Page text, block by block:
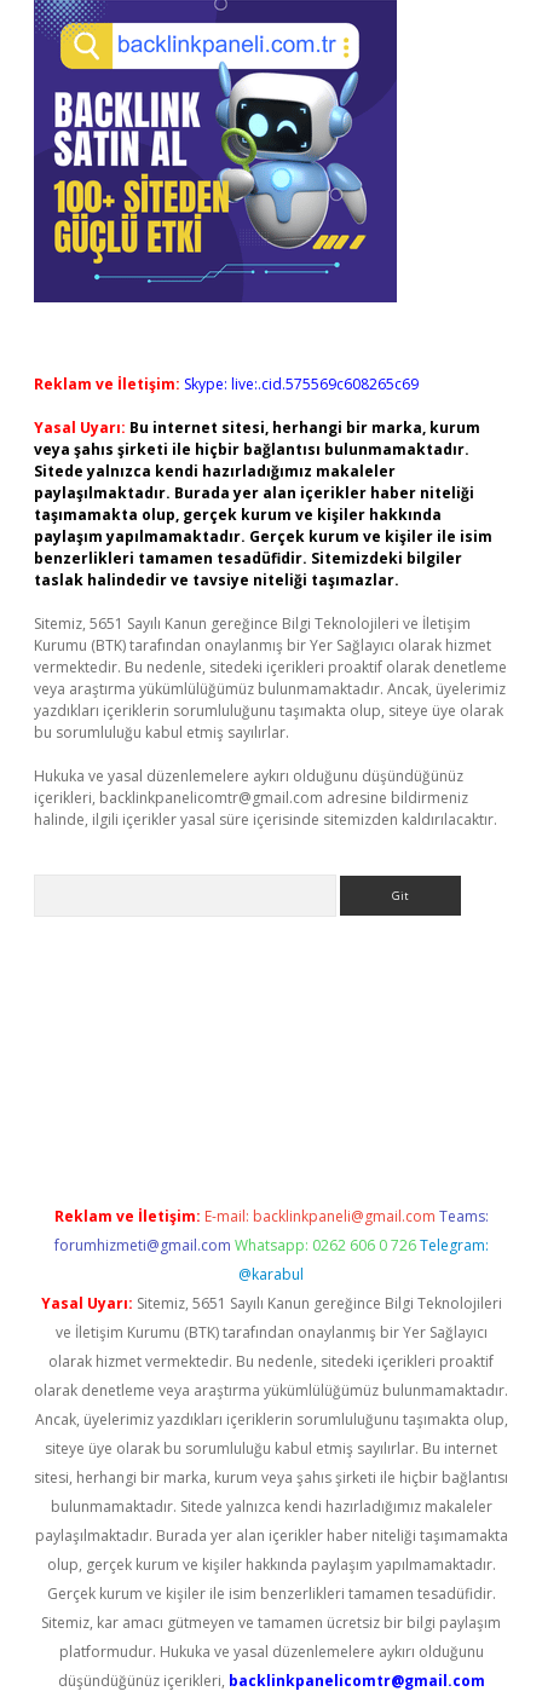
Reklam ve İletişim: Skype: live:.cid.575569c608265c69
Yasal Uyarı: Bu internet sitesi, herhangi bir marka, kurum
veya şahıs şirketi ile hiçbir bağlantısı bulunmamaktadır.
Sitede yalnızca kendi hazırladığımız makaleler
paylaşılmaktadır. Burada yer alan içerikler haber niteliği
taşımamakta olup, gerçek kurum ve kişiler hakkında
paylaşım yapılmamaktadır. Gerçek kurum ve kişiler ile isim
benzerlikleri tamamen tesadüfidir. Sitemizdeki bilgiler
taslak halindedir ve tavsiye niteliği taşımazlar.
Sitemiz, 5651 Sayılı Kanun gereğince Bilgi Teknolojileri ve İletişim
Kurumu (BTK) tarafından onaylanmış bir Yer Sağlayıcı olarak hizmet
vermektedir. Bu nedenle, sitedeki içerikleri proaktif olarak denetleme
veya araştırma yükümlülüğümüz bulunmamaktadır. Ancak, üyelerimiz
yazdıkları içeriklerin sorumluluğunu taşımakta olup, siteye üye olarak
bu sorumluluğu kabul etmiş sayılırlar.
Hukuka ve yasal düzenlemelere aykırı olduğunu düşündüğünüz
içerikleri, backlinkpanelicomtr@gmail.com adresine bildirmeniz
halinde, ilgili içerikler yasal süre içerisinde sitemizden kaldırılacaktır.
Reklam ve İletişim: E-mail: backlinkpaneli@gmail.com Teams:
forumhizmeti@gmail.com Whatsapp: 0262 606 0 726 Telegram:
@karabul
Yasal Uyarı: Sitemiz, 5651 Sayılı Kanun gereğince Bilgi Teknolojileri
ve İletişim Kurumu (BTK) tarafından onaylanmış bir Yer Sağlayıcı
olarak hizmet vermektedir. Bu nedenle, sitedeki içerikleri proaktif
olarak denetleme veya araştırma yükümlülüğümüz bulunmamaktadır.
Ancak, üyelerimiz yazdıkları içeriklerin sorumluluğunu taşımakta olup,
siteye üye olarak bu sorumluluğu kabul etmiş sayılırlar. Bu internet
sitesi, herhangi bir marka, kurum veya şahıs şirketi ile hiçbir bağlantısı
bulunmamaktadır. Sitede yalnızca kendi hazırladığımız makaleler
paylaşılmaktadır. Burada yer alan içerikler haber niteliği taşımamakta
olup, gerçek kurum ve kişiler hakkında paylaşım yapılmamaktadır.
Gerçek kurum ve kişiler ile isim benzerlikleri tamamen tesadüfidir.
Sitemiz, kar amacı gütmeyen ve tamamen ücretsiz bir bilgi paylaşım
platformudur. Hukuka ve yasal düzenlemelere aykırı olduğunu
düşündüğünüz içerikleri, backlinkpanelicomtr@gmail.com